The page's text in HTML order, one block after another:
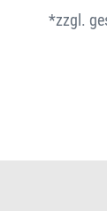
*zzgl.